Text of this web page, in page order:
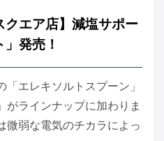
クエア店】減塩サポー
発売！
「エレキソルトスプーン」
がラインナップに加わりま
微弱な電気のチカラによっ